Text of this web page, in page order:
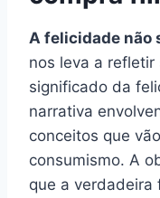
A felicidade não
nos leva a
significado da
narrativa
conceitos que
consumismo. A
que a verdadeira